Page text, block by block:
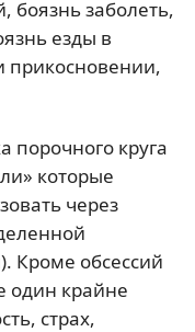
боязнь заболеть,
езды в
прикосновении,
порочного круга
которые
через
Кроме обсессий
один крайне
страх,